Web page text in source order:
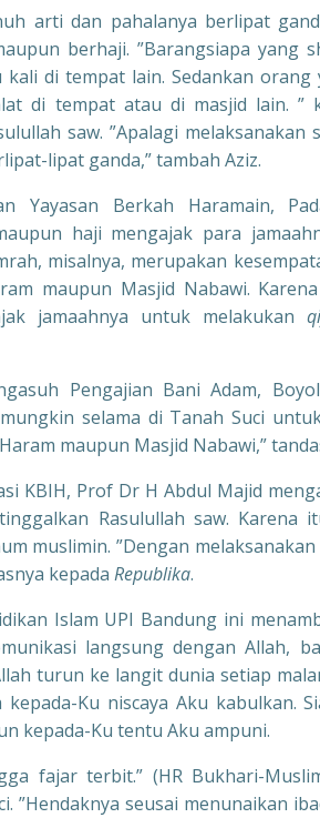
arti dan pahalanya berlipat
berhaji. ”Barangsiapa yang
di tempat lain. Sedankan
di tempat atau di masjid lain. ”
saw. ”Apalagi
lipat ganda,” tambah Aziz.
Yayasan Berkah Haramain,
haji mengajak para
misalnya, merupakan
maupun Masjid Nabawi.
jamaahnya untuk melakukan
Pengajian Bani Adam,
selama di Tanah Suci
maupun Masjid Nabawi,”
KBIH, Prof Dr H Abdul Majid
Rasulullah saw. Karena
muslimin. ”Dengan
kepada Republika.
Islam UPI Bandung ini
langsung dengan Allah,
turun ke langit dunia setiap
Ku niscaya Aku kabulkan.
kepada-Ku tentu Aku ampuni.
fajar terbit.” (HR Bukhari-
”Hendaknya seusai menunaikan